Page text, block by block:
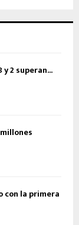
2 superan...
con la primera